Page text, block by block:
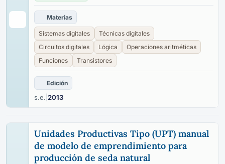
Materias
Sistemas digitales
Técnicas digitales
Circuitos digitales
Lógica
Operaciones aritméticas
Funciones
Transistores
Edición
s.e. 2013
Unidades Productivas Tipo (UPT) manual
de modelo de emprendimiento para
producción de seda natural